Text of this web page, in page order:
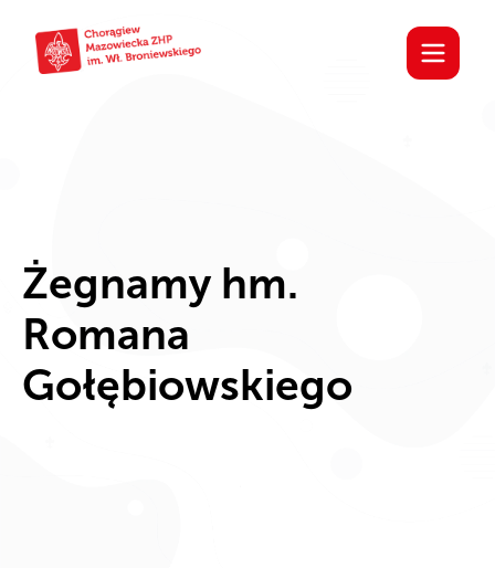
Żegnamy hm.
Romana
Gołębiowskiego